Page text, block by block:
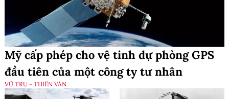
Mỹ cấp phép cho vệ tinh dự phòng GPS
đầu tiên của một công ty tư nhân
VŨ TRỤ - THIÊN VĂN